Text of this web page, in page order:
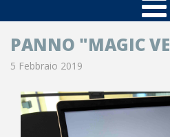
PANNO "MAGIC
5 Febbraio 2019